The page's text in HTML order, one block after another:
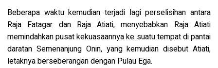
Beberapa waktu kemudian terjadi lagi perselisihan antara
Raja Fatagar dan Raja Atiati, menyebabkan Raja Atiati
memindahkan pusat kekuasaannya ke suatu tempat di pantai
daratan Semenanjung Onin, yang kemudian disebut Atiati,
letaknya berseberangan dengan Pulau Ega.